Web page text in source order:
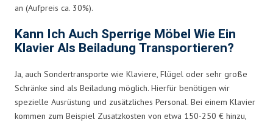
an (Aufpreis ca. 30%).
Kann Ich Auch Sperrige Möbel Wie Ein
Klavier Als Beiladung Transportieren?
Ja, auch Sondertransporte wie Klaviere, Flügel oder sehr große
Schränke sind als Beiladung möglich. Hierfür benötigen wir
spezielle Ausrüstung und zusätzliches Personal. Bei einem Klavier
kommen zum Beispiel Zusatzkosten von etwa 150-250 € hinzu,